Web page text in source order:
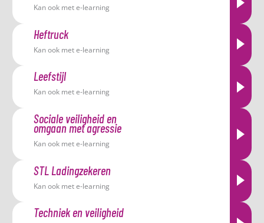
Kan ook met e-learning
Heftruck
Kan ook met e-learning
Leefstijl
Kan ook met e-learning
Sociale veiligheid en
omgaan met agressie
Kan ook met e-learning
STL Ladingzekeren
Kan ook met e-learning
Techniek en veiligheid